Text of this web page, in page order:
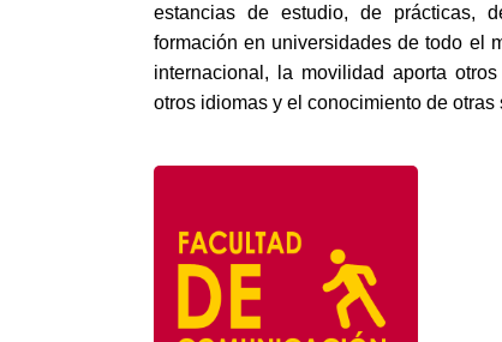
estancias de estudio, de prácticas,
formación en universidades de todo el
internacional, la movilidad aporta
otros idiomas y el conocimiento de otras